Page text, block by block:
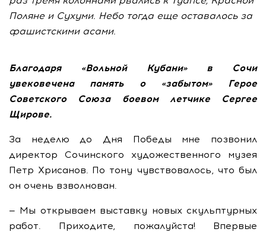
Поляне и Сухуми. Небо тогда еще оставалось за
фашистскими асами.
Благодаря «Вольной Кубани» в Сочи
увековечена память о «забытом» Герое
Советского Союза боевом летчике Сергее
Щирове.
За неделю до Дня Победы мне позвонил
директор Сочинского художественного музея
Петр Хрисанов. По тону чувствовалось, что был
он очень взволнован.
— Мы открываем выставку новых скульптурных
работ. Приходите, пожалуйста! Впервые